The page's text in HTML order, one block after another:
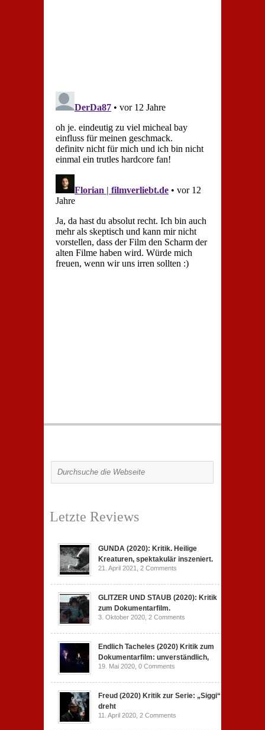
Letzte Reviews
GUNDA (2020): Kritik. Heilige
Kreaturen, spektakulär inszeniert.
21. April 2021, 2 Comments
GLITZER UND STAUB (2020): Kritik
zum Dokumentarfilm.
3. Oktober 2020, 2 Comments
Endlich Tacheles (2020) Kritik zum
Dokumentarfilm: unverständlich,
19. Mai 2020, 0 Comments
Freud (2020) Kritik zur Serie: „Siggi“
dreht
11. April 2020, 2 Comments